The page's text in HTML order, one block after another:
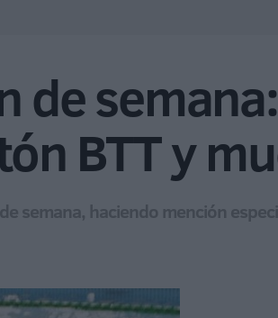
de
BTT y
semana, haciendo mención